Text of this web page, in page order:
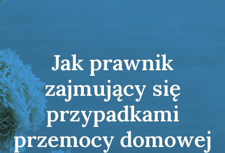
Jak prawnik
zajmujący się
przypadkami
przemocy domowej